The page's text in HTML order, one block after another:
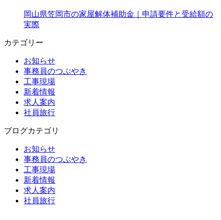
岡山県笠岡市の家屋解体補助金｜申請要件と受給額の
実際
カテゴリー
お知らせ
事務員のつぶやき
工事現場
新着情報
求人案内
社員旅行
ブログカテゴリ
お知らせ
事務員のつぶやき
工事現場
新着情報
求人案内
社員旅行